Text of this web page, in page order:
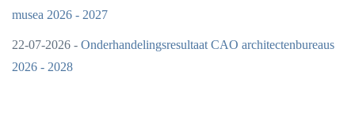
musea 2026 - 2027
22-07-2026 - Onderhandelingsresultaat CAO architectenbureaus
2026 - 2028